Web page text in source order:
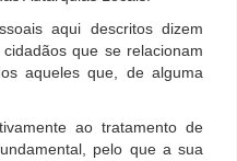
aqui descritos dizem
que se relacionam
aqueles que, de alguma
ao tratamento de
pelo que a sua